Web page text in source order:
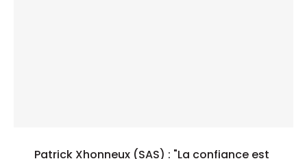
Patrick Xhonneux (SAS) : "La confiance est